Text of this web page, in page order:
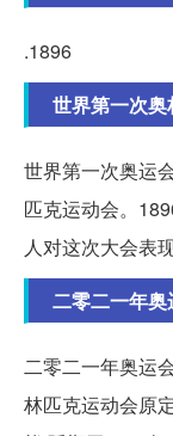
.1896
世界第一次
世界第一次奥运
匹克运动会。
人对这次大会表
二零二一年
二零二一年奥运
林匹克运动会原